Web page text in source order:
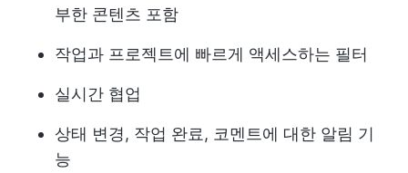
부한 콘텐츠 포함
작업과 프로젝트에 빠르게 액세스하는 필터
실시간 협업
상태 변경, 작업 완료, 코멘트에 대한 알림 기
능